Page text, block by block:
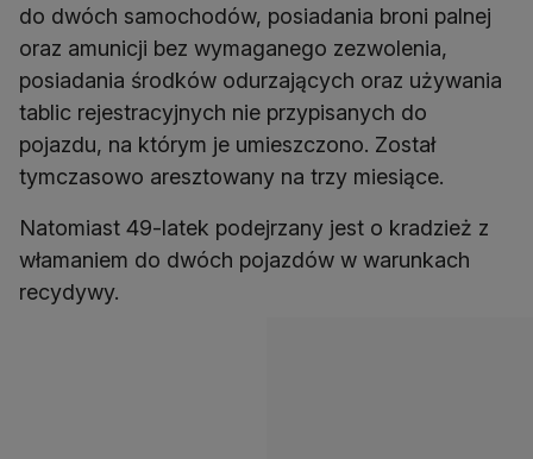
do dwóch samochodów, posiadania broni palnej
oraz amunicji bez wymaganego zezwolenia,
posiadania środków odurzających oraz używania
tablic rejestracyjnych nie przypisanych do
pojazdu, na którym je umieszczono. Został
tymczasowo aresztowany na trzy miesiące.
Natomiast 49-latek podejrzany jest o kradzież z
włamaniem do dwóch pojazdów w warunkach
recydywy.